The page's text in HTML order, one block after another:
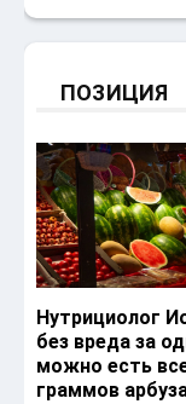
ПОЗИЦИЯ
Нутрициолог
без вреда за
можно есть
граммов